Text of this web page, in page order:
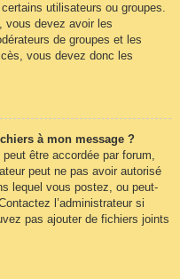
utilisateurs ou groupes.
vous devez avoir les
de groupes et les
vous devez donc les
à mon message ?
être accordée par forum,
peut ne pas avoir autorisé
lequel vous postez, ou peut-
l’administrateur si
pas ajouter de fichiers joints